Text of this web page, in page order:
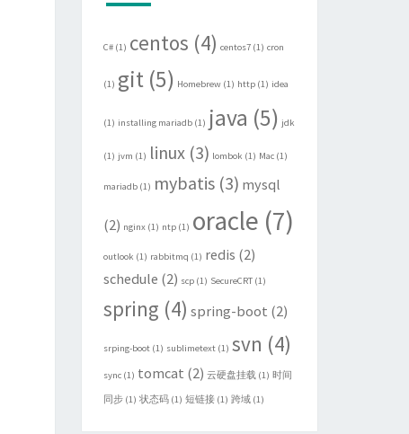
C#(1) centos (4) centos7(1) cron
(1) git(5) Homebrew(1) http(1) idea
(1) installing mariadb(1) java (5) jdk
(1) jvm (1) linux(3) lombok (1) Mac(1)
mariadb(1) mybatis(3) mysql
(2) nginx(1) ntp(1) oracle (7)
outlook (1) rabbitmq (1) redis (2)
schedule (2) scp(1) SecureCRT(1)
spring (4) spring-boot (2)
srping-boot(1) sublimetext(1) svn (4)
sync(1) tomcat (2) 云硬盘挂载(1) 时间
同步(1) 状态码(1) 短链接(1) 跨域(1)